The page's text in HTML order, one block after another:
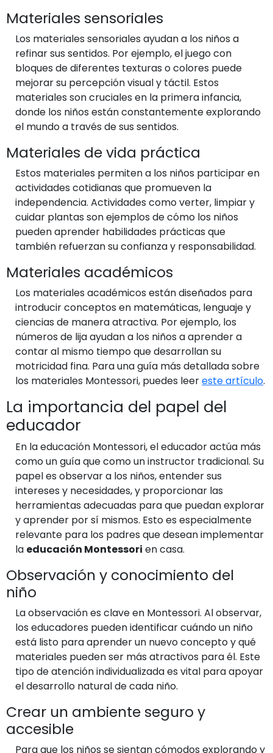
Materiales sensoriales
Los materiales sensoriales ayudan a los niños a
refinar sus sentidos. Por ejemplo, el juego con
bloques de diferentes texturas o colores puede
mejorar su percepción visual y táctil. Estos
materiales son cruciales en la primera infancia,
donde los niños están constantemente explorando
el mundo a través de sus sentidos.
Materiales de vida práctica
Estos materiales permiten a los niños participar en
actividades cotidianas que promueven la
independencia. Actividades como verter, limpiar y
cuidar plantas son ejemplos de cómo los niños
pueden aprender habilidades prácticas que
también refuerzan su confianza y responsabilidad.
Materiales académicos
Los materiales académicos están diseñados para
introducir conceptos en matemáticas, lenguaje y
ciencias de manera atractiva. Por ejemplo, los
números de lija ayudan a los niños a aprender a
contar al mismo tiempo que desarrollan su
motricidad fina. Para una guía más detallada sobre
los materiales Montessori, puedes leereste artículo.
La importancia del papel del
educador
En la educación Montessori, el educador actúa más
como un guía que como un instructor tradicional. Su
papel es observar a los niños, entender sus
intereses y necesidades, y proporcionar las
herramientas adecuadas para que puedan explorar
y aprender por sí mismos. Esto es especialmente
relevante para los padres que desean implementar
la educación Montessori en casa.
Observación y conocimiento del
niño
La observación es clave en Montessori. Al observar,
los educadores pueden identificar cuándo un niño
está listo para aprender un nuevo concepto y qué
materiales pueden ser más atractivos para él. Este
tipo de atención individualizada es vital para apoyar
el desarrollo natural de cada niño.
Crear un ambiente seguro y
accesible
Para que los niños se sientan cómodos explorando y